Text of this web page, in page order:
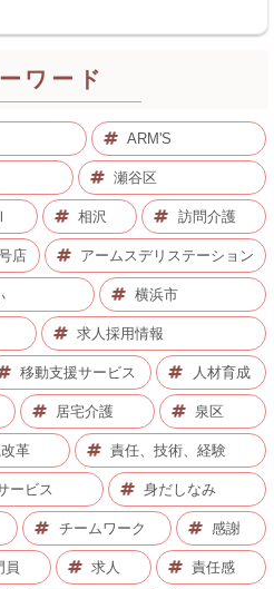
ワード
ARM'S
瀬谷区
相沢 訪問介護
店 アームスデリステーション
横浜市
求人採用情報
移動支援サービス 人材育成
居宅介護 泉区
革 責任、技術、経験
ービス 身だしなみ
チームワーク 感謝
員 求人 責任感